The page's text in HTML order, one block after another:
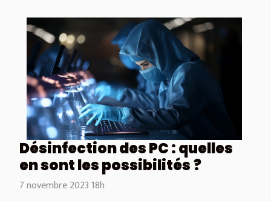
Désinfection des PC : quelles
en sont les possibilités ?
7 novembre 2023 18h